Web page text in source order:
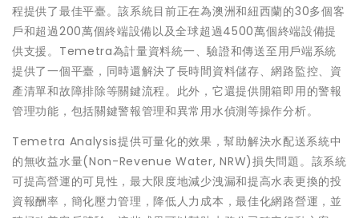
程提供了最佳平臺。該系統目前正在為澳洲和紐西蘭的30多個客
戶和超過200萬個終端設備以及全球超過4500萬個終端設備提
供支援。Temetra為計量資料統一、驗證和傳送至用戶端系統
提供了一個平臺，同時還解決了長時間資料儲存、網路監控、資
產清單和故障排除等關鍵流程。此外，它還提供開箱即用的警報
管理功能，包括關鍵警報管理和異常用水偵測等操作分析。
Temetra Analysis提供可量化的效果，幫助解決水配送系統中
的無收益水量(Non-Revenue Water, NRW)損失問題。該系統
可提高營運的可見性，最大限度地減少洩漏和提高水表更換的投
資報酬率，簡化壓力管理，降低人力成本，最佳化網路營運，並